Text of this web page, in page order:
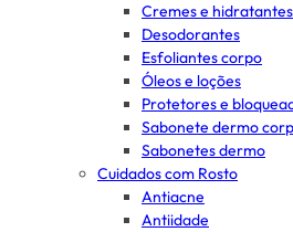
Cremes e hidratantes
Desodorantes
Esfoliantes corpo
Óleos e loções
Protetores e
Sabonete dermo
Sabonetes dermo
Cuidados com Rosto
Antiacne
Antiidade